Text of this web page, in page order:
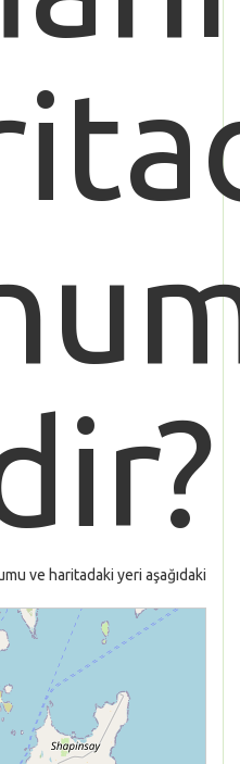
ve haritadaki yeri aşağıdaki